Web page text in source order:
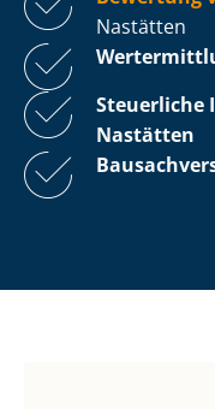
Nastätten
Steuerliche
Nastätten